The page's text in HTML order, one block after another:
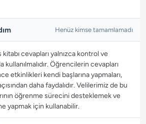
Henüz kimse tamamlamadı
cevapları yalnızca kontrol ve
kullanılmalıdır. Öğrencilerin cevapları
etkinlikleri kendi başlarına yapmaları,
daha faydalıdır. Velilerimiz de bu
öğrenme sürecini desteklemek ve
yapmak için kullanabilir.